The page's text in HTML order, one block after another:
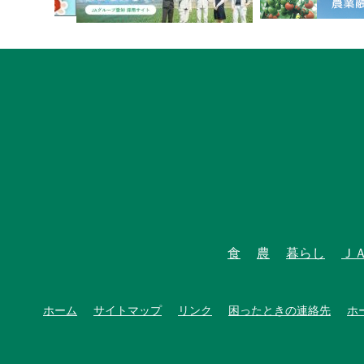
食 農 暮らし Ｊ
ホーム サイトマップ リンク 困ったときの連絡先 ホ